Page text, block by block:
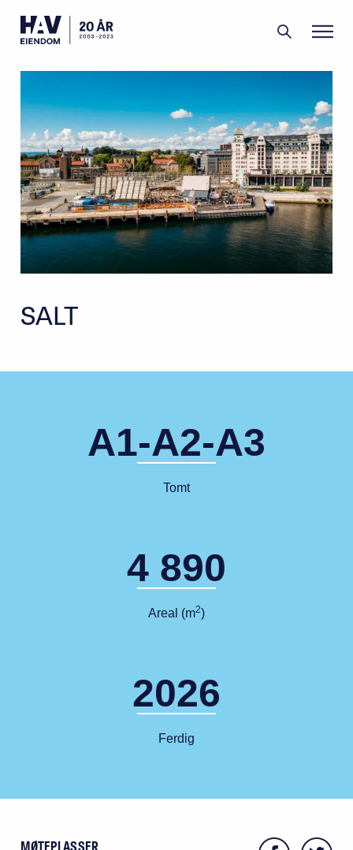
Filipstad Grønlikaia
Portefølje
Aktuelt
Om oss Menneskene
SALT
A1-A2-A3
Tomt
4 890
Areal (m2)
2026
Ferdig
MØTEPLASSER